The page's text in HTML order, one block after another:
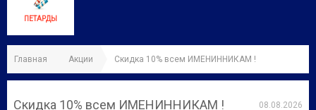
ПЕТАРДЫ
Главная Акции Скидка 10% всем ИМЕНИННИКАМ !
08.08.2026
Скидка 10% всем ИМЕНИННИКАМ !